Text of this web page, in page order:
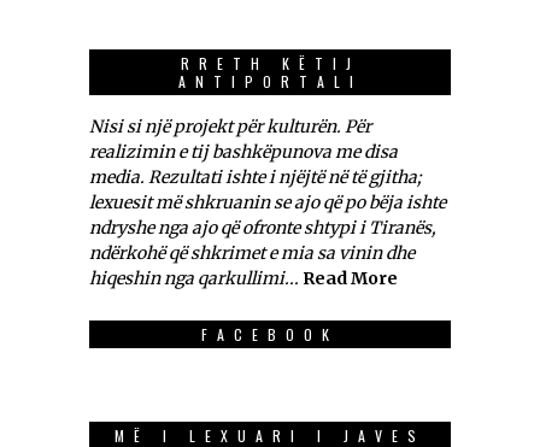
RRETH KËTIJ
ANTIPORTALI
Nisi si një projekt për kulturën. Për
realizimin e tij bashkëpunova me disa
media. Rezultati ishte i njëjtë në të gjitha;
lexuesit më shkruanin se ajo që po bëja ishte
ndryshe nga ajo që ofronte shtypi i Tiranës,
ndërkohë që shkrimet e mia sa vinin dhe
hiqeshin nga qarkullimi... Read More
FACEBOOK
MË I LEXUARI I JAVES